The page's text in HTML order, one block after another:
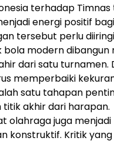
terhadap
energi positif
tersebut perlu
modern dibangun
dari satu turnamen.
memperbaiki
satu tahapan
titik akhir dari harapan.
olahraga juga
konstruktif. Kritik